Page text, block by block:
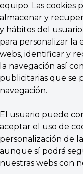
equipo. Las cookies
almacenar y
y hábitos del
para personalizar la
webs, identificar y
la navegación así
publicitarias que se
navegación.
El usuario puede
aceptar el uso de
personalización de
aunque sí podrá
nuestras webs con